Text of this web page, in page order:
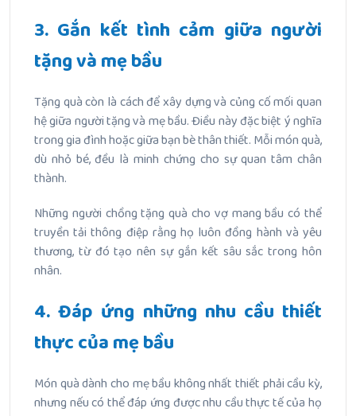
3. Gắn kết tình cảm giữa người
tặng và mẹ bầu
Tặng quà còn là cách để xây dựng và củng cố mối quan
hệ giữa người tặng và mẹ bầu. Điều này đặc biệt ý nghĩa
trong gia đình hoặc giữa bạn bè thân thiết. Mỗi món quà,
dù nhỏ bé, đều là minh chứng cho sự quan tâm chân
thành.
Những người chồng tặng quà cho vợ mang bầu có thể
truyền tải thông điệp rằng họ luôn đồng hành và yêu
thương, từ đó tạo nên sự gắn kết sâu sắc trong hôn
nhân.
4. Đáp ứng những nhu cầu thiết
thực của mẹ bầu
Món quà dành cho mẹ bầu không nhất thiết phải cầu kỳ,
nhưng nếu có thể đáp ứng được nhu cầu thực tế của họ